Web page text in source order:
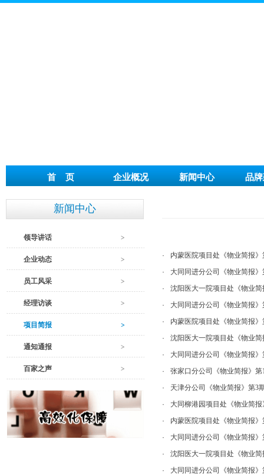
首 页 企业概况 新闻中心 品
新闻中心
领导讲话
企业动态
员工风采
经理访谈
项目简报
通知通报
百家之声
·
内蒙医院项目处《物业简报》
·
大同同进分公司《物业简报》
·
沈阳医大一院项目处《物业简
·
大同同进分公司《物业简报》
·
内蒙医院项目处《物业简报》
·
沈阳医大一院项目处《物业简
·
大同同进分公司《物业简报》
·
张家口分公司《物业简报》第
·
天津分公司《物业简报》第3
·
大同柳港园项目处《物业简报
·
内蒙医院项目处《物业简报》
·
大同同进分公司《物业简报》
·
沈阳医大一院项目处《物业简
·
大同同进分公司《物业简报》